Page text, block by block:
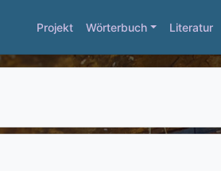
Projekt Wörterbuch Literatur